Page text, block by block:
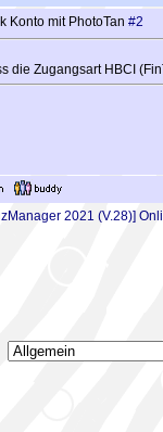
Konto mit PhotoTan #2
die Zugangsart HBCI
2021 (V.28)]